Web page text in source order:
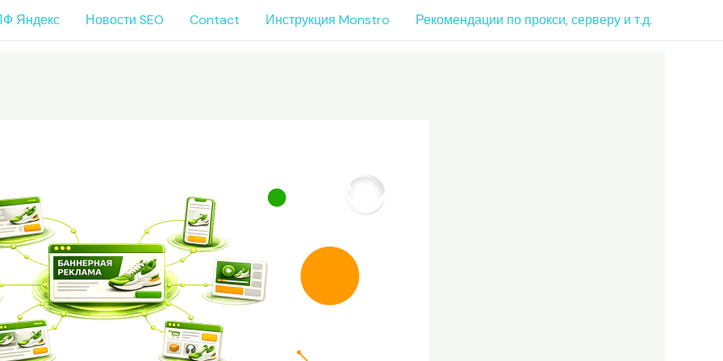
Яндекс Новости SEO Contact Инструкция Monstro Рекомендации по прокси, серверу и т.д.